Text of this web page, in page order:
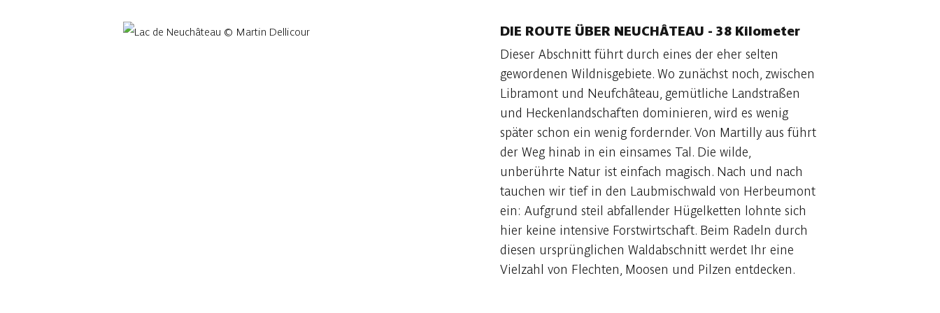
DIE ROUTE ÜBER NEUCHÂTEAU - 38 Kilometer
Dieser Abschnitt führt durch eines der eher selten
gewordenen Wildnisgebiete. Wo zunächst noch, zwischen
Libramont und Neufchâteau, gemütliche Landstraßen
und Heckenlandschaften dominieren, wird es wenig
später schon ein wenig fordernder. Von Martilly aus führt
der Weg hinab in ein einsames Tal. Die wilde,
unberührte Natur ist einfach magisch. Nach und nach
tauchen wir tief in den Laubmischwald von Herbeumont
ein: Aufgrund steil abfallender Hügelketten lohnte sich
hier keine intensive Forstwirtschaft. Beim Radeln durch
diesen ursprünglichen Waldabschnitt werdet Ihr eine
Vielzahl von Flechten, Moosen und Pilzen entdecken.